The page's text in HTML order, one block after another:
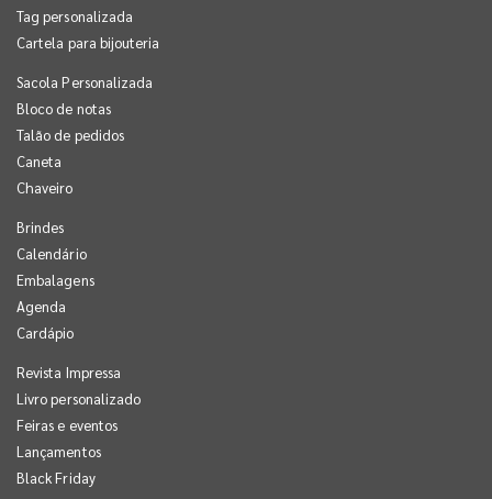
Tag personalizada
Cartela para bijouteria
Sacola Personalizada
Bloco de notas
Talão de pedidos
Caneta
Chaveiro
Brindes
Calendário
Embalagens
Agenda
Cardápio
Revista Impressa
Livro personalizado
Feiras e eventos
Lançamentos
Black Friday